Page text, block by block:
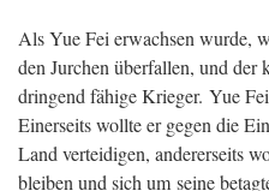
Als Yue Fei erwachsen wurde,
den Jurchen überfallen, und der
dringend fähige Krieger. Yue
Einerseits wollte er gegen die
Land verteidigen, andererseits
bleiben und sich um seine